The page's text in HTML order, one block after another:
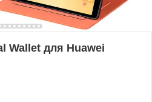
Wallet для Huawei